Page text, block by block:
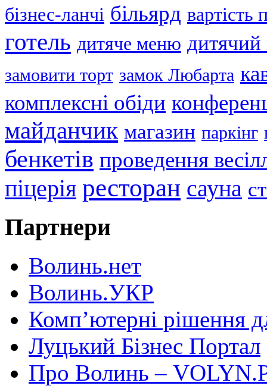
бізнес-ланчі більярд вартість
готель дитяче меню
замовити торт замок Любарта
комплексні обіди
майданчик магазин паркінг
бенкетів проведення
піцерія ресторан сауна
Партнери
Волинь.нет
Волинь.УКР
Комп’ютерні рішення
Луцький Бізнес Портал
Про Волинь –